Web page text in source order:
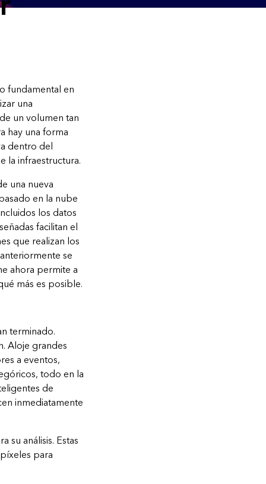
fundamental en
una
un volumen tan
hay una forma
dentro del
la infraestructura.
una nueva
en la nube
los datos
facilitan el
que realizan los
se
ahora permite a
más es posible.
terminado.
Aloje grandes
a eventos,
todo en la
de
inmediatamente
su análisis. Estas
para